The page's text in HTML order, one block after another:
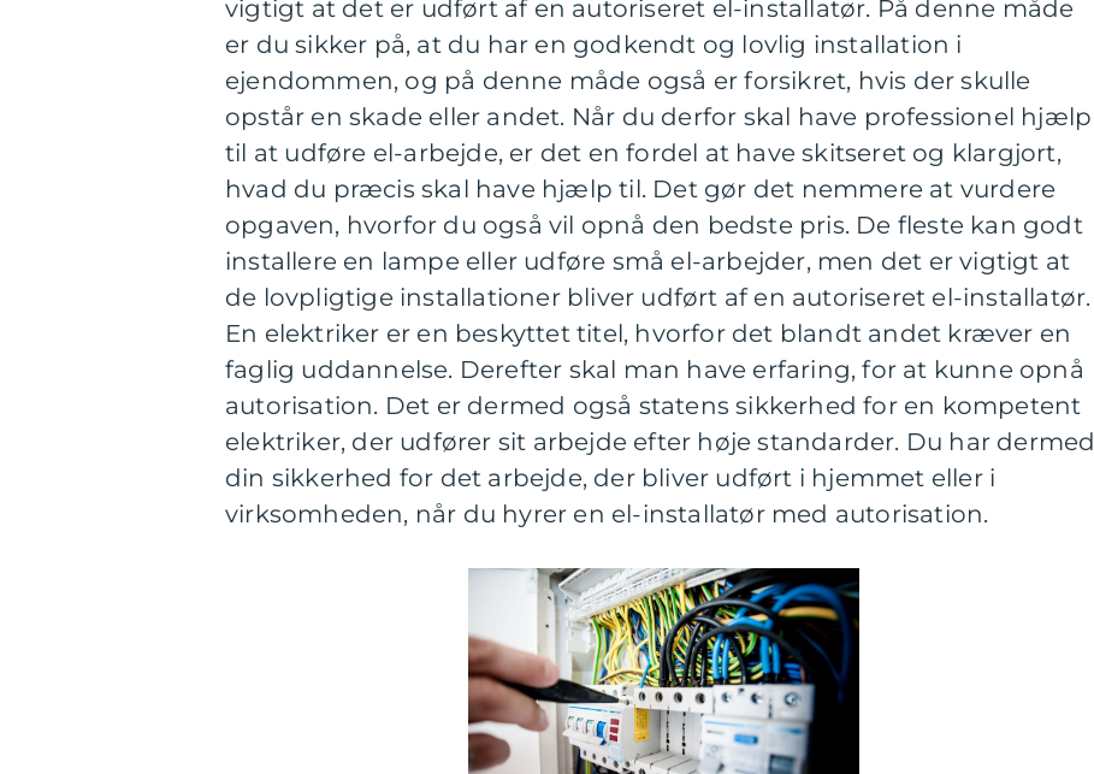
vigtigt at det er udført af en autoriseret el-installatør. På denne måde
er du sikker på, at du har en godkendt og lovlig installation i
ejendommen, og på denne måde også er forsikret, hvis der skulle
opstår en skade eller andet. Når du derfor skal have professionel hjælp
til at udføre el-arbejde, er det en fordel at have skitseret og klargjort,
hvad du præcis skal have hjælp til. Det gør det nemmere at vurdere
opgaven, hvorfor du også vil opnå den bedste pris. De fleste kan godt
installere en lampe eller udføre små el-arbejder, men det er vigtigt at
de lovpligtige installationer bliver udført af en autoriseret el-installatør.
En elektriker er en beskyttet titel, hvorfor det blandt andet kræver en
faglig uddannelse. Derefter skal man have erfaring, for at kunne opnå
autorisation. Det er dermed også statens sikkerhed for en kompetent
elektriker, der udfører sit arbejde efter høje standarder. Du har dermed
din sikkerhed for det arbejde, der bliver udført i hjemmet eller i
virksomheden, når du hyrer en el-installatør med autorisation.